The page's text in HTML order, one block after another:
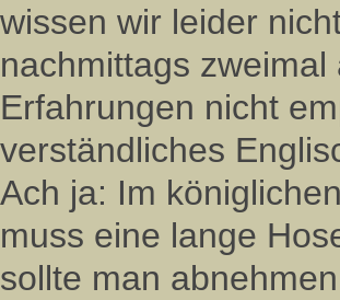
wissen wir leider
nachmittags
Erfahrungen nicht
verständliches
Ach ja: Im
muss eine lange
sollte man